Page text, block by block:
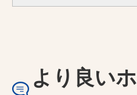
より良い